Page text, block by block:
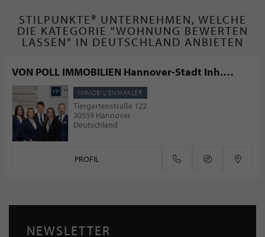
STILPUNKTE® UNTERNEHMEN, WELCHE
DIE KATEGORIE "WOHNUNG BEWERTEN
LASSEN" IN DEUTSCHLAND ANBIETEN
VON POLL IMMOBILIEN Hannover-Stadt Inh.
Christian NetelerIMMOBILIENMAKLER
Tiergartenstraße 122
30559 Hannover
Deutschland
PROFIL
NEWSLETTER